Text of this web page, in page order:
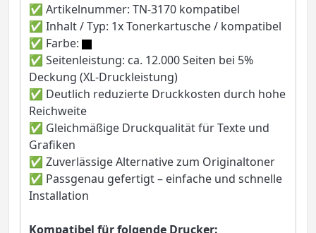
✅ Artikelnummer: TN-3170 kompatibel
✅ Inhalt / Typ: 1x Tonerkartusche / kompatibel
✅ Farbe:
✅ Seitenleistung: ca. 12.000 Seiten bei 5%
Deckung (XL-Druckleistung)
✅ Deutlich reduzierte Druckkosten durch hohe
Reichweite
✅ Gleichmäßige Druckqualität für Texte und
Grafiken
✅ Zuverlässige Alternative zum Originaltoner
✅ Passgenau gefertigt – einfache und schnelle
Installation
Kompatibel für folgende Drucker: